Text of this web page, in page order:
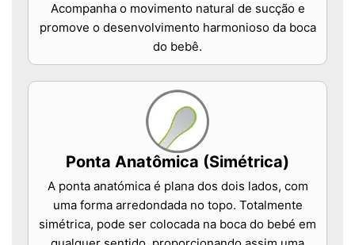
Acompanha o movimento natural de sucção e
promove o desenvolvimento harmonioso da boca
do bebê.
Ponta Anatômica (Simétrica)
A ponta anatómica é plana dos dois lados, com
uma forma arredondada no topo. Totalmente
simétrica, pode ser colocada na boca do bebé em